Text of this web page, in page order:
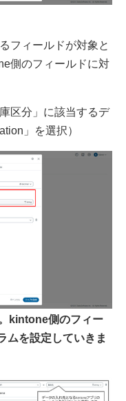
フィールドが対象と
側のフィールドに対
区分」に該当するデ
」を選択）
kintone側のフィー
ムを設定していきま